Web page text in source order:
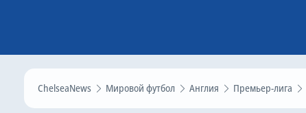
ChelseaNews Мировой футбол Англия Премьер-лига